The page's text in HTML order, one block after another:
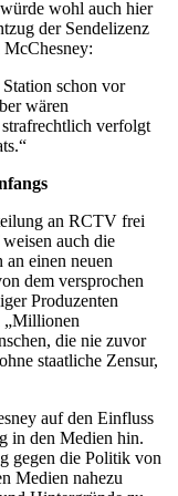
wohl auch hier
der Sendelizenz
schon vor
wären
verfolgt
an RCTV frei
auch die
einen neuen
dem versprochen
Produzenten
„Millionen
die nie zuvor
staatliche Zensur,
auf den Einfluss
in den Medien hin.
gegen die Politik von
Medien nahezu